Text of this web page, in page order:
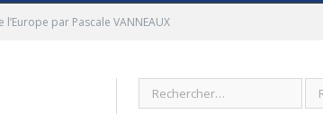
par Pascale VANNEAUX